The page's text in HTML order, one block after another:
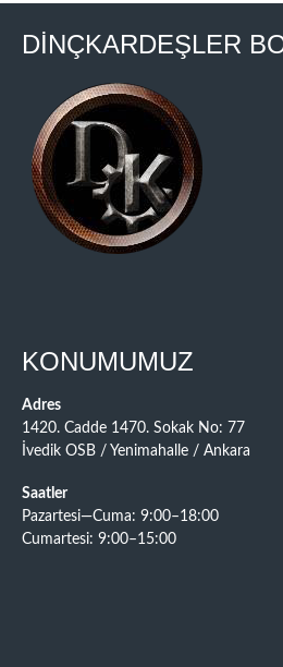
DİNÇKARDEŞLER
KONUMUMUZ
Adres
1420. Cadde 1470. Sokak No: 77
İvedik OSB / Yenimahalle / Ankara
Saatler
Pazartesi—Cuma: 9:00–18:00
Cumartesi: 9:00–15:00